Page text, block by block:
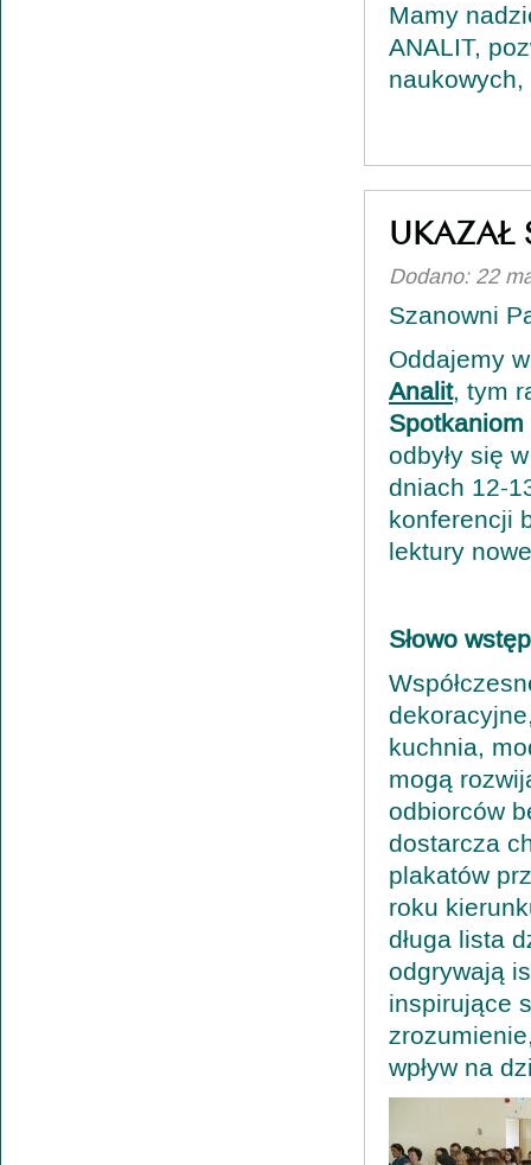
Mamy
ANALIT,
UKAZAŁ
Dodano: 22
Szanowni
Oddajemy
Analit, tym
odbyły się
dniach 12-
konferencji
lektury
Słowo
kuchnia,
mogą
odbiorców
dostarcza
plakatów
roku
długa lista
odgrywają
inspirujące
wpływ na